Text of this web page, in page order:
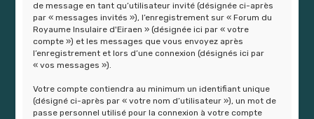
de message en tant qu’utilisateur invité (désignée ci-après
par « messages invités »), l’enregistrement sur « Forum du
Royaume Insulaire d'Eiraen » (désignée ici par « votre
compte ») et les messages que vous envoyez après
l’enregistrement et lors d’une connexion (désignés ici par
« vos messages »).
Votre compte contiendra au minimum un identifiant unique
(désigné ci-après par « votre nom d’utilisateur »), un mot de
passe personnel utilisé pour la connexion à votre compte